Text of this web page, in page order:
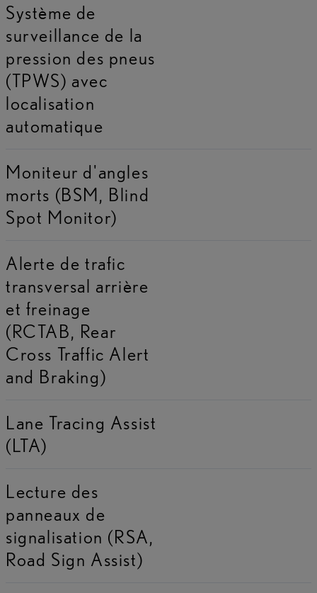
Système de
surveillance de la
pression des pneus
(TPWS) avec
localisation
automatique
Moniteur d'angles
morts (BSM, Blind
Spot Monitor)
Alerte de trafic
transversal arrière
et freinage
(RCTAB, Rear
Cross Traffic Alert
and Braking)
Lane Tracing Assist
(LTA)
Lecture des
panneaux de
signalisation (RSA,
Road Sign Assist)